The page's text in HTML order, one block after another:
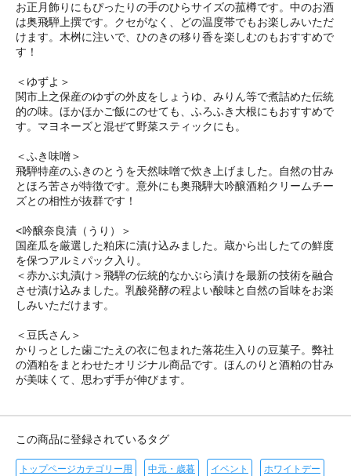
お正月飾りにもぴったりの手のひらサイズの菰樽です。中のお酒
は奥飛騨上撰です。クセがなく、どの温度帯でもお楽しみいただ
けます。木桝に注いで、ひのきの移り香を楽しむのもおすすめで
す！
＜ゆずよ＞
関市上之保産のゆずの外皮をしょうゆ、みりん等で煮詰めた伝統
的の味。ほかほかご飯にのせても、ふろふき大根にもおすすめで
す。マヨネーズと混ぜて野菜スティックにも。
＜ふき味噌＞
飛騨特産のふきのとうを天然味噌で炊き上げました。自然の甘み
とほろ苦さが特徴です。意外にも奥飛騨大吟醸酒粕クリームチー
ズとの相性が抜群です！
<吟醸奈良漬（うり）＞
国産瓜を厳選した粕床に漬け込みました。蔵から出したての鮮度
を保つアルミパック入り。
＜赤かぶ丸漬け＞飛騨の伝統的なかぶら漬けを最新の技術を融合
させ漬け込みました。乳酸発酵の程よい酸味と自然の旨味をお楽
しみいただけます。
＜豆氏さん＞
かりっとした歯ごたえの衣に包まれた落花生入りの豆菓子。弊社
の酒粕をまとわせたオリジナル商品です。ほんのりと酒粕の甘み
が美味くて、思わず手が伸びます。
この商品に登録されているタグ
トップページカテゴリー用 中元・歳暮 イベント ホワイトデー